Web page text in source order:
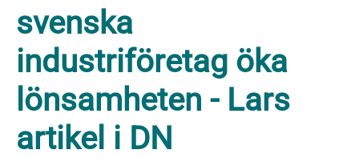
svenska
industriföretag öka
lönsamheten - Lars
artikel i DN